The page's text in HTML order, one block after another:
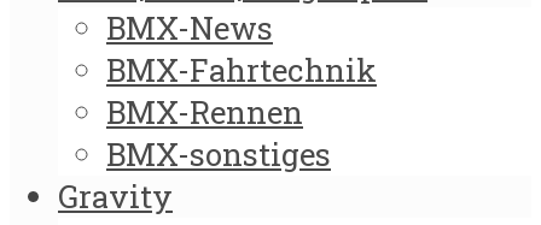
BMX-News
BMX-Fahrtechnik
BMX-Rennen
BMX-sonstiges
Gravity